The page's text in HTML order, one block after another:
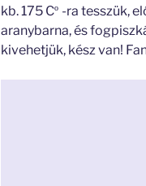
kb. 175 Cº -ra tesszük,
aranybarna, és
kivehetjük, kész van!